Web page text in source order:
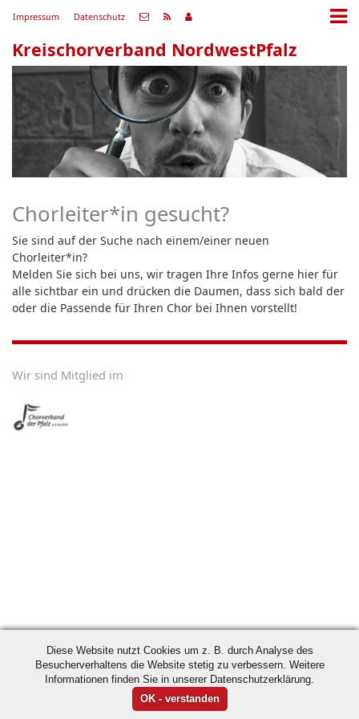
Impressum Datenschutz
Kreischorverband NordwestPfalz
Chorleiter*in gesucht?
Sie sind auf der Suche nach einem/einer neuen
Chorleiter*in?
Melden Sie sich bei uns, wir tragen Ihre Infos gerne hier für
alle sichtbar ein und drücken die Daumen, dass sich bald der
oder die Passende für Ihren Chor bei Ihnen vorstellt!
Wir sind Mitglied im
Diese Website nutzt Cookies um z. B. durch Analyse des
Besucherverhaltens die Website stetig zu verbessern. Weitere
Informationen finden Sie in unserer Datenschutzerklärung.